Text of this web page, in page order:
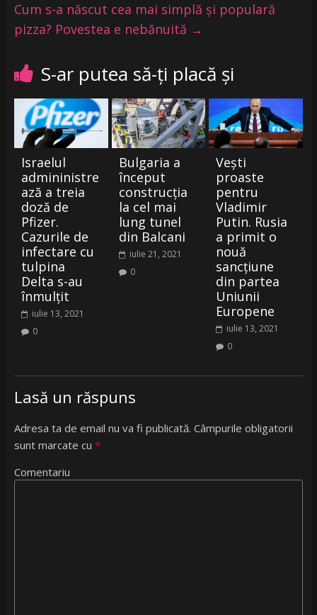
Cum s-a născut cea mai simplă și populară
pizza? Povestea e nebănuită →
S-ar putea să-ți placă și
Israelul
admininistre
ază a treia
doză de
Pfizer.
Cazurile de
infectare cu
tulpina
Delta s-au
înmulțit
iulie 13, 2021
0
Bulgaria a
început
construcția
la cel mai
lung tunel
din Balcani
iulie 21, 2021
0
Vești
proaste
pentru
Vladimir
Putin. Rusia
a primit o
nouă
sancțiune
din partea
Uniunii
Europene
iulie 13, 2021
0
Lasă un răspuns
Adresa ta de email nu va fi publicată. Câmpurile obligatorii
sunt marcate cu *
Comentariu